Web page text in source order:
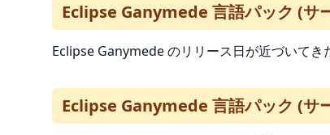
Eclipse Ganymede 言語パック (サ
Eclipse Ganymede のリリース日が近づいて
Eclipse Ganymede 言語パック (サ